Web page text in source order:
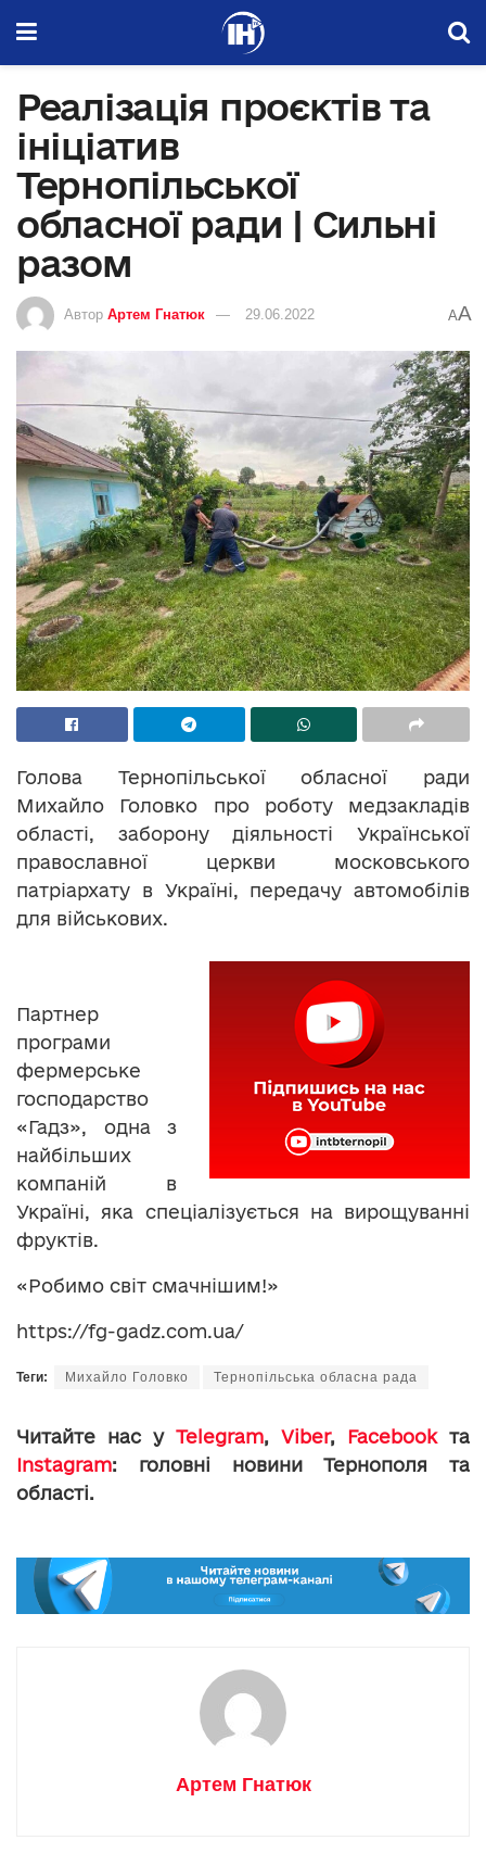
Реалізація проєктів та
ініціатив
Тернопільської
обласної ради | Сильні
разом
Автор Артем Гнатюк 29.06.2022 AA
Голова Тернопільської обласної ради
Михайло Головко про роботу медзакладів
області, заборону діяльності Української
православної церкви московського
патріархату в Україні, передачу автомобілів
для військових.
Партнер
програми
фермерське
господарство
«Гадз», одна з
найбільших
компаній в
Україні, яка спеціалізується на вирощуванні
фруктів.
«Робимо світ смачнішим!»
https://fg-gadz.com.ua/
Теги: Михайло Головко Тернопільська обласна рада
Читайте нас у Telegram, Viber, Facebookта
Instagram: головні новини Тернополя та
області.
Артем Гнатюк